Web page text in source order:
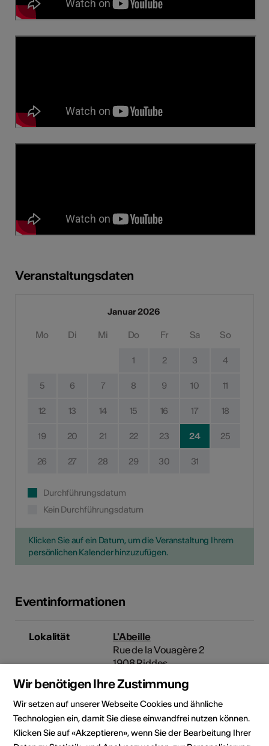
Veranstaltungsdaten
Januar 2026
Mo Di Mi Do Fr Sa So
1 2 3 4
5 6 7 8 9 10 11
12 13 14 15 16 17 18
19 20 21 22 23 24 25
26 27 28 29 30 31
Durchführungsdatum
Kein Durchführungsdatum
Klicken Sie auf ein Datum, um die Veranstaltung Ihrem
persönlichen Kalender hinzuzufügen.
Eventinformationen
Lokalität
L'Abeille
Rue de la Vouagère 2
1908 Riddes
Veranstalter
Riddes · arts & culture
Rue du Village 2
1908 Riddes
Reservationen +41 (0)79 738 03
Wir benötigen Ihre Zustimmung
Wir setzen auf unserer Webseite Cookies und ähnliche
Technologien ein, damit Sie diese einwandfrei nutzen können.
Klicken Sie auf «Akzeptieren», wenn Sie der Bearbeitung Ihrer